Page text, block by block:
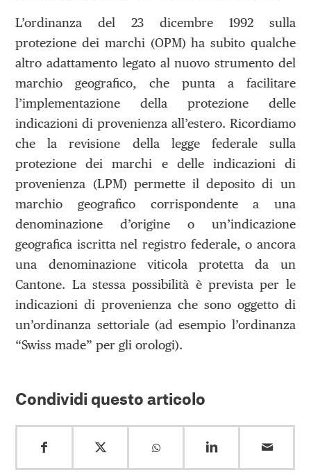
L’ordinanza del 23 dicembre 1992 sulla
protezione dei marchi (OPM) ha subito qualche
altro adattamento legato al nuovo strumento del
marchio geografico, che punta a facilitare
l’implementazione della protezione delle
indicazioni di provenienza all’estero. Ricordiamo
che la revisione della legge federale sulla
protezione dei marchi e delle indicazioni di
provenienza (LPM) permette il deposito di un
marchio geografico corrispondente a una
denominazione d’origine o un’indicazione
geografica iscritta nel registro federale, o ancora
una denominazione viticola protetta da un
Cantone. La stessa possibilità è prevista per le
indicazioni di provenienza che sono oggetto di
un’ordinanza settoriale (ad esempio l’ordinanza
“Swiss made” per gli orologi).
Condividi questo articolo